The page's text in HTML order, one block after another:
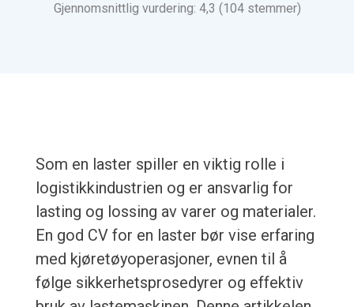
Gjennomsnittlig vurdering: 4,3 (104 stemmer)
Som en laster spiller en viktig rolle i
logistikkindustrien og er ansvarlig for
lasting og lossing av varer og materialer.
En god CV for en laster bør vise erfaring
med kjøretøyoperasjoner, evnen til å
følge sikkerhetsprosedyrer og effektiv